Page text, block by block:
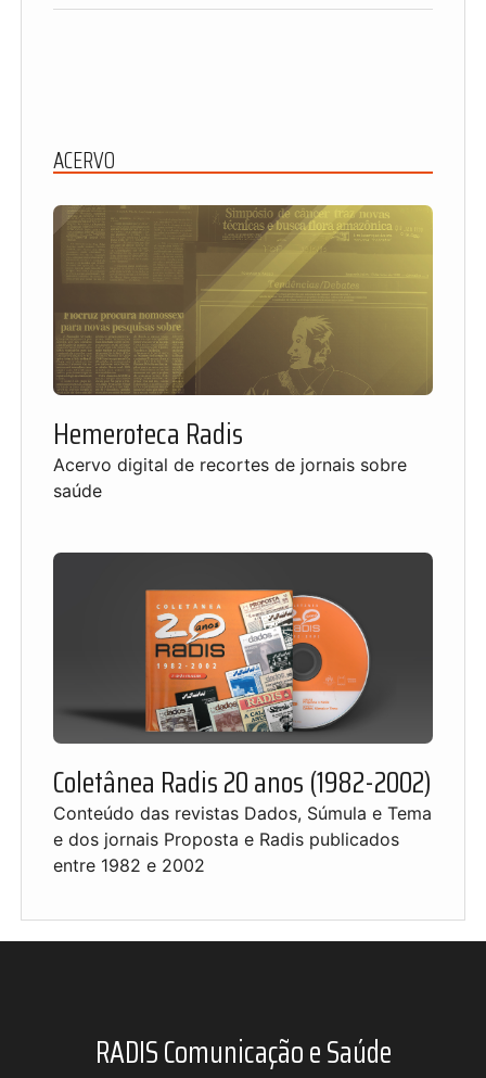
ACERVO
Hemeroteca Radis
Acervo digital de recortes de jornais sobre
saúde
Coletânea Radis 20 anos (1982-2002)
Conteúdo das revistas Dados, Súmula e Tema
e dos jornais Proposta e Radis publicados
entre 1982 e 2002
RADIS Comunicação e Saúde